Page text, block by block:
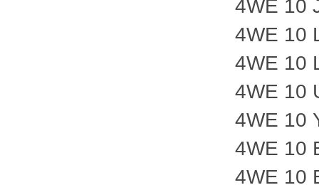
4WE 10
4WE 10
4WE 10
4WE 10
4WE 10
4WE 10
4WE 10